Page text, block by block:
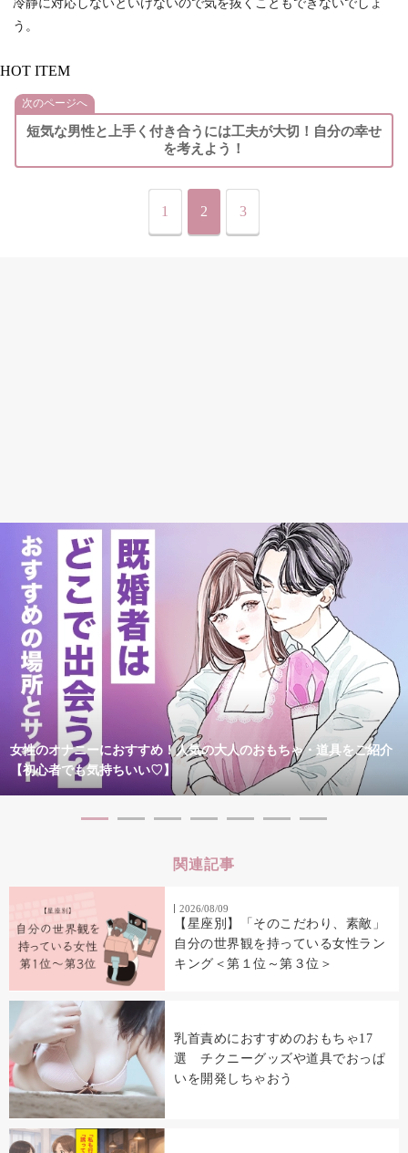
冷静に対応しないといけないので気を抜くこともできないでしょ
う。
HOT ITEM
次のページへ
短気な男性と上手く付き合うには工夫が大切！自分の幸せ
を考えよう！
1 2 3
女性のオナニーにおすすめ！人気の大人のおもちゃ・道具をご紹介
【初心者でも気持ちいい♡】
関連記事
2026/08/09
【星座別】「そのこだわり、素敵」
自分の世界観を持っている女性ラン
キング＜第１位～第３位＞
乳首責めにおすすめのおもちゃ17
選 チクニーグッズや道具でおっぱ
いを開発しちゃおう